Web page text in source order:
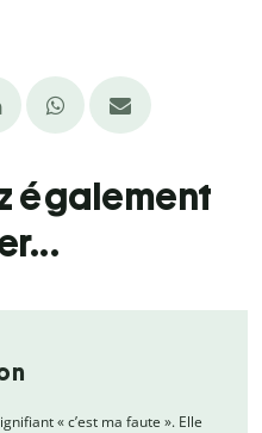
également
« c’est ma faute ». Elle